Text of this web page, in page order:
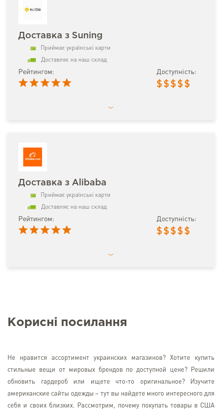
Доставка з Suning
Приймає українські карти
Доставляє на наш склад
Рейтингом: Доступність:
$ $ $ $ $
Доставка з Alibaba
Приймає українські карти
Доставляє на наш склад
Рейтингом: Доступність:
$ $ $ $ $
Корисні посилання
Не нравится ассортимент украинских магазинов? Хотите купить
стильные вещи от мировых брендов по доступной цене? Решили
обновить гардероб или ищете что-то оригинальное? Изучите
американские сайты одежды – тут вы найдете много интересного для
себя и своих близких. Рассмотрим, почему покупать товары в США